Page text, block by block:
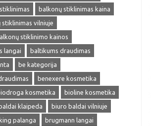
balkonų stiklinimas kaina
stiklinimas vilniuje
stiklinimo kainos
langai
baltikums draudimas
be kategorija
benexere kosmetika
kosmetika
bioline kosmetika
klaipeda
biuro baldai vilniuje
palanga
brugmann langai